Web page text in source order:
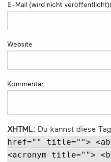
E-Mail (wird nicht
Website
Kommentar
XHTML: Du kannst diese
href="" title="">
<acronym title="">